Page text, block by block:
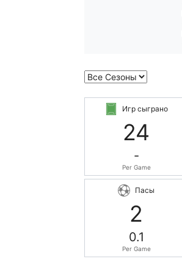
Игр сыграно
24
-
Per Game
Пасы
2
0.1
Per Game